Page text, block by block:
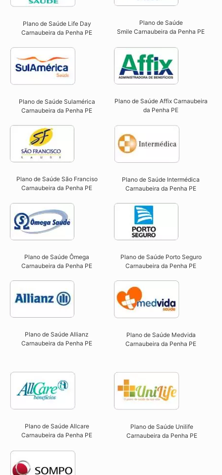
Plano de Saúde Life Day
Carnaubeira da Penha PE
Plano de Saúde
Smile Carnaubeira da Penha PE​
Plano de Saúde Sulamérica
Carnaubeira da Penha PE
Plano de Saúde Affix Carnaubeira
da Penha PE​
Plano de Saúde São Franciso
Carnaubeira da Penha PE​
Plano de Saúde Intermédica
Carnaubeira da Penha PE​
Plano de Saúde Ômega
Carnaubeira da Penha PE​
Plano de Saúde Porto Seguro
Carnaubeira da Penha PE​
Plano de Saúde Allianz
Carnaubeira da Penha PE​
Plano de Saúde Medvida
Carnaubeira da Penha PE
Plano de Saúde Allcare
Carnaubeira da Penha PE​
Plano de Saúde Unilife
Carnaubeira da Penha PE​